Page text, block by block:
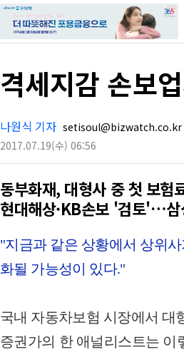
격세지감 손보
나원식 기자 setisoul@bizwatch.co.kr
2017.07.19(수) 06:56
동부화재, 대형사 중 첫 보험
현대해상·KB손보 '검토'…삼
"지금과 같은 상황에서 상위
화될 가능성이 있다."
국내 자동차보험 시장에서 대
증권가의 한 애널리스트는 이